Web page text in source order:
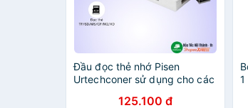
Đầu đọc thẻ nhớ Pisen
Urtechconer sử dụng cho các
cổng cắm USB 2.0 kết nối dễ
125.100 đ
1